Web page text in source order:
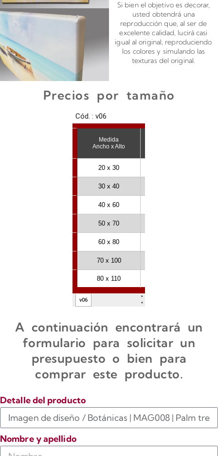
Si bien el objetivo es decorar,
usted obtendrá una
reproducción que, al ser de
excelente calidad, lucirá casi
igual al original, reproduciendo
los colores y simulando las
texturas del original.
Precios por tamaño
A continuación encontrará un
formulario para solicitar un
presupuesto o bien para
comprar este producto.
Detalle del producto
Nombre y apellido